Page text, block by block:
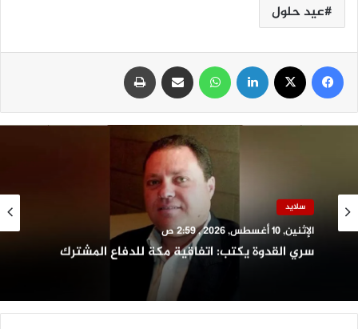
عيد حلول
سلايد
الإثنين, 10 أغسطس, 2026 , 2:59 ص
سري القدوة يكتب: اتفاقية مكة للدفاع المشترك